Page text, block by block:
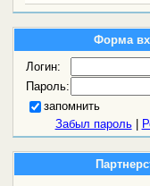
Форма
Логин:
Пароль:
запомнить
Забыл пароль|